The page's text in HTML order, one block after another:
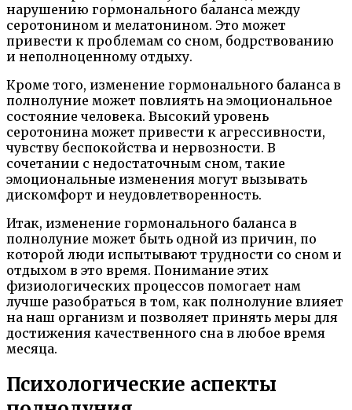
нарушению гормонального баланса между
серотонином и мелатонином. Это может
привести к проблемам со сном, бодрствованию
и неполноценному отдыху.
Кроме того, изменение гормонального баланса в
полнолуние может повлиять на эмоциональное
состояние человека. Высокий уровень
серотонина может привести к агрессивности,
чувству беспокойства и нервозности. В
сочетании с недостаточным сном, такие
эмоциональные изменения могут вызывать
дискомфорт и неудовлетворенность.
Итак, изменение гормонального баланса в
полнолуние может быть одной из причин, по
которой люди испытывают трудности со сном и
отдыхом в это время. Понимание этих
физиологических процессов помогает нам
лучше разобраться в том, как полнолуние влияет
на наш организм и позволяет принять меры для
достижения качественного сна в любое время
месяца.
Психологические аспекты